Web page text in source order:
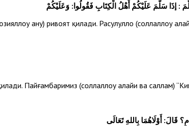
سَلَّمَ عَلَيْكُمْ أَهْلُ الْكِتَابِ فَقُولُوا: وَعَلَيْكُمْ
анҳу) ривоят қилади. Расулуллоҳ (соллаллоҳу
Пайғамбаримиз (соллаллоҳу алайҳи ва саллам)
قَالَ: أَوْلَاهُمَا بِاللهِ تَعَالَى